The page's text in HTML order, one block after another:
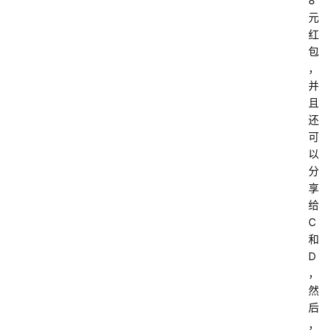
元
红
包
，
并
且
还
可
以
分
享
给
C
和
D
，
然
后
，